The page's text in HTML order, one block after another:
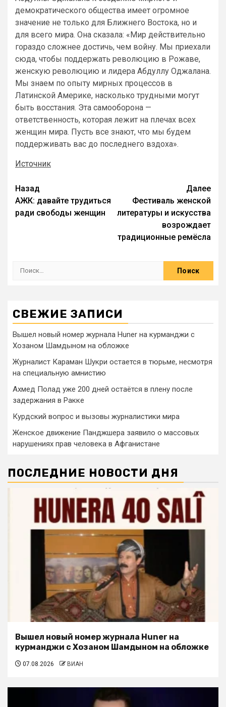
демократического общества имеет огромное
значение не только для Ближнего Востока, но и
для всего мира. Она сказала: «Мир действительно
гораздо сложнее достичь, чем войну. Мы приехали
сюда, чтобы поддержать революцию в Рожаве,
женскую революцию и лидера Абдуллу Оджалана.
Мы знаем по опыту мирных процессов в
Латинской Америке, насколько трудными могут
быть восстания. Эта самооборона —
ответственность, которая лежит на плечах всех
женщин мира. Пусть все знают, что мы будем
поддерживать вас до последнего вздоха».
Источник
Назад
АЖК: давайте трудиться
ради свободы женщин
Далее
Фестиваль женской
литературы и искусства
возрождает
традиционные ремёсла
СВЕЖИЕ ЗАПИСИ
Вышел новый номер журнала Huner на курманджи с
Хозаном Шамдыном на обложке
Журналист Караман Шукри остается в тюрьме, несмотря
на специальную амнистию
Ахмед Полад уже 200 дней остаётся в плену после
задержания в Ракке
Курдский вопрос и вызовы журналистики мира
Женское движение Панджшера заявило о массовых
нарушениях прав человека в Афганистане
ПОСЛЕДНИЕ НОВОСТИ ДНЯ
Вышел новый номер журнала Huner на
курманджи с Хозаном Шамдыном на обложке
07.08.2026 ВИАН